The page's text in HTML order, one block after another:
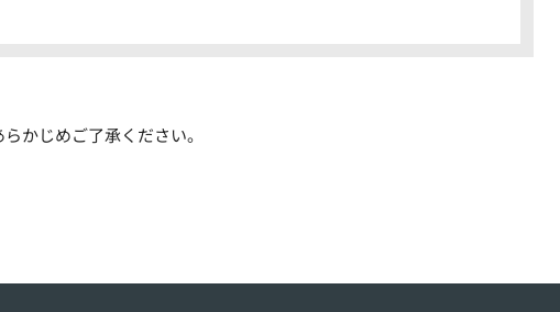
かじめご了承ください。